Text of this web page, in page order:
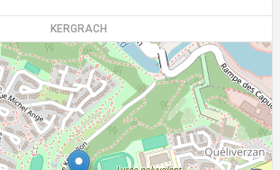
KERGRACH